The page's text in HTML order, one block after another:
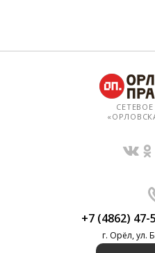
+7 (4862) 47-
г. Орёл, ул.